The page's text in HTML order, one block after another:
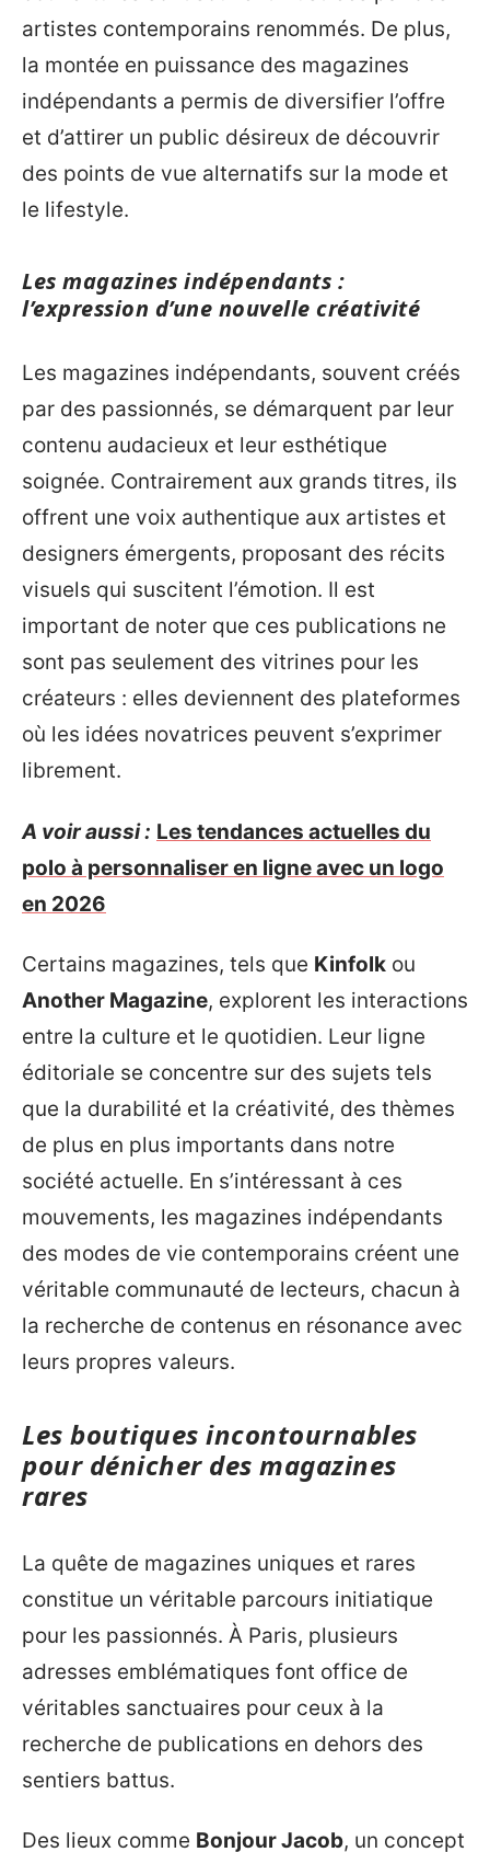
artistes contemporains renommés. De plus,
la montée en puissance des magazines
indépendants a permis de diversifier l’offre
et d’attirer un public désireux de découvrir
des points de vue alternatifs sur la mode et
le lifestyle.
Les magazines indépendants :
l’expression d’une nouvelle créativité
Les magazines indépendants, souvent créés
par des passionnés, se démarquent par leur
contenu audacieux et leur esthétique
soignée. Contrairement aux grands titres, ils
offrent une voix authentique aux artistes et
designers émergents, proposant des récits
visuels qui suscitent l’émotion. Il est
important de noter que ces publications ne
sont pas seulement des vitrines pour les
créateurs : elles deviennent des plateformes
où les idées novatrices peuvent s’exprimer
librement.
A voir aussi : Les tendances actuelles du
polo à personnaliser en ligne avec un logo
en 2026
Certains magazines, tels que Kinfolk ou
Another Magazine, explorent les interactions
entre la culture et le quotidien. Leur ligne
éditoriale se concentre sur des sujets tels
que la durabilité et la créativité, des thèmes
de plus en plus importants dans notre
société actuelle. En s’intéressant à ces
mouvements, les magazines indépendants
des modes de vie contemporains créent une
véritable communauté de lecteurs, chacun à
la recherche de contenus en résonance avec
leurs propres valeurs.
Les boutiques incontournables
pour dénicher des magazines
rares
La quête de magazines uniques et rares
constitue un véritable parcours initiatique
pour les passionnés. À Paris, plusieurs
adresses emblématiques font office de
véritables sanctuaires pour ceux à la
recherche de publications en dehors des
sentiers battus.
Des lieux comme Bonjour Jacob, un concept